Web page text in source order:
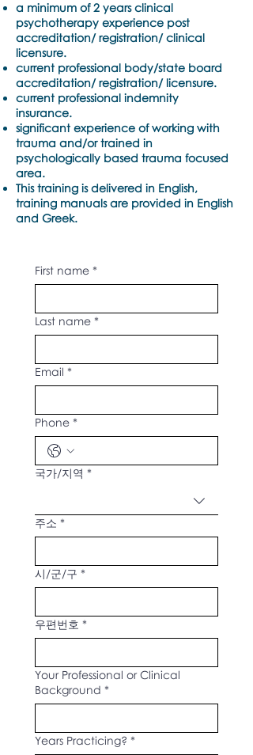
a minimum of 2 years clinical
psychotherapy experience post
accreditation/ registration/ clinical
licensure.
current professional body/state board
accreditation/ registration/ licensure.
current professional indemnity
insurance.
significant experience of working with
trauma and/or trained in
psychologically based trauma focused
area.
This training is delivered in English,
training manuals are provided in English
and Greek.
First name *
Last name *
Email *
Phone *
Multi-line address
국가/지역 *
주소 *
시/군/구 *
우편번호 *
Your Professional or Clinical
Background *
Years Practicing? *